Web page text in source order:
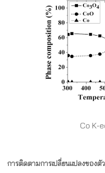
Co K-
การติดตามการเปลี่ยนแปลงของตั